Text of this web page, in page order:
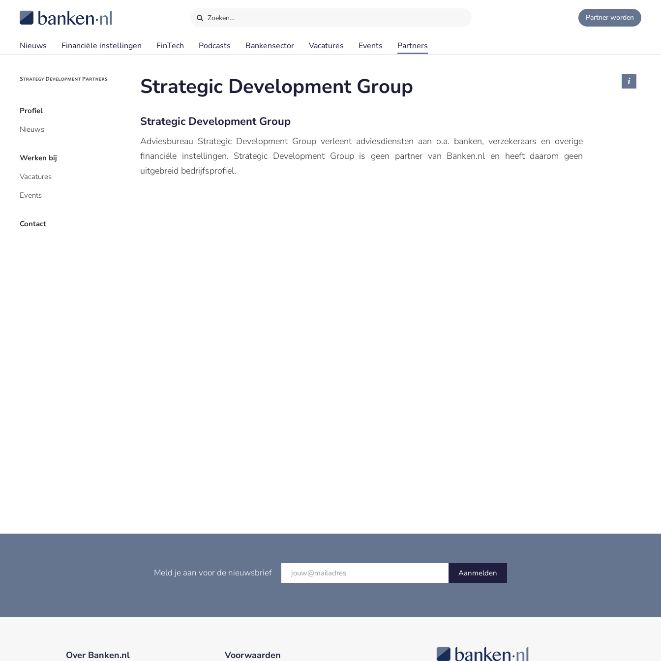
Zoeken… Partner worden
Nieuws Financiële instellingen FinTech Podcasts Bankensector Vacatures Events Partners
Profiel
Nieuws
Werken bij
Vacatures
Events
Contact
Strategic Development Group
Strategic Development Group
Adviesbureau Strategic Development Group verleent adviesdiensten aan o.a. banken, verzekeraars en overige
financiële instellingen. Strategic Development Group is geen partner van Banken.nl en heeft daarom geen
uitgebreid bedrijfsprofiel.
Meld je aan voor de nieuwsbrief Aanmelden
Over Banken.nl Voorwaarden